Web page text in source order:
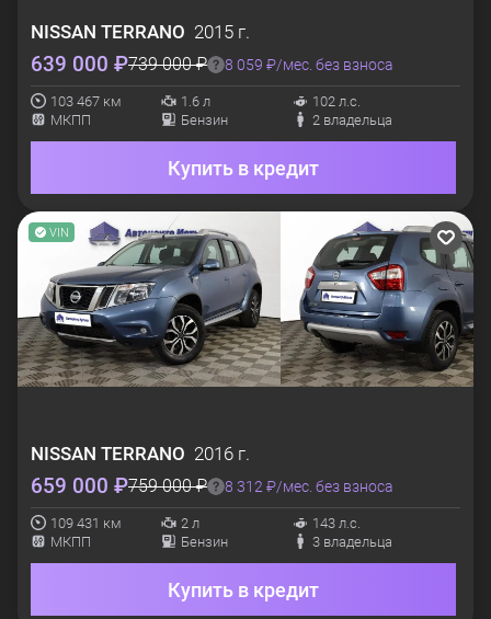
NISSAN TERRANO 2015 г.
639 000 ₽739 000 ₽ 8 059 ₽/мес. без взноса
103 467 км 1.6 л
102 л.с.
МКПП
Бензин 2 владельца
Купить в кредит
VIN
NISSAN TERRANO 2016 г.
659 000 ₽759 000 ₽ 8 312 ₽/мес. без взноса
109 431 км 2 л
143 л.с.
МКПП
Бензин 3 владельца
Купить в кредит